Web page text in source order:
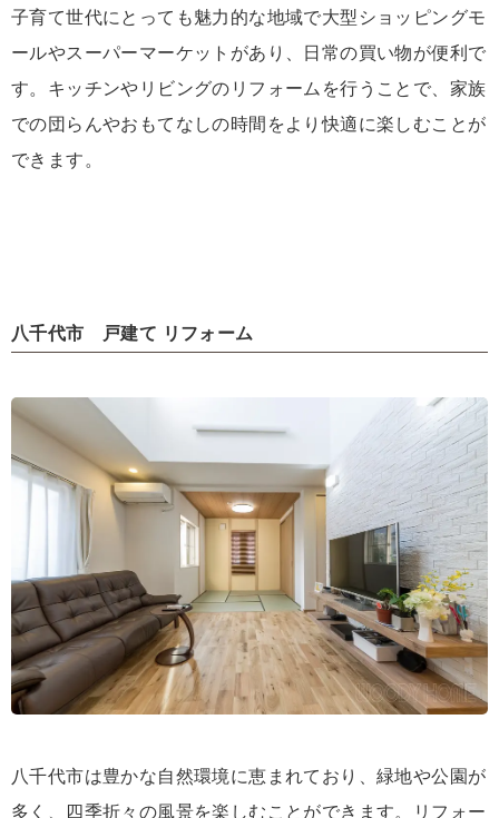
子育て世代にとっても魅力的な地域で大型ショッピングモ
ールやスーパーマーケットがあり、日常の買い物が便利で
す。キッチンやリビングのリフォームを行うことで、家族
での団らんやおもてなしの時間をより快適に楽しむことが
できます。
八千代市 戸建て リフォーム
八千代市は豊かな自然環境に恵まれており、緑地や公園が
多く、四季折々の風景を楽しむことができます。リフォー